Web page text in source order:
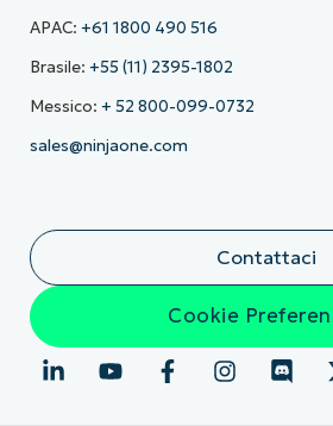
APAC: +61 1800 490 516
Brasile: +55 (11) 2395-1802
Messico: + 52 800-099-0732
sales@ninjaone.com
Contattaci
Cookie